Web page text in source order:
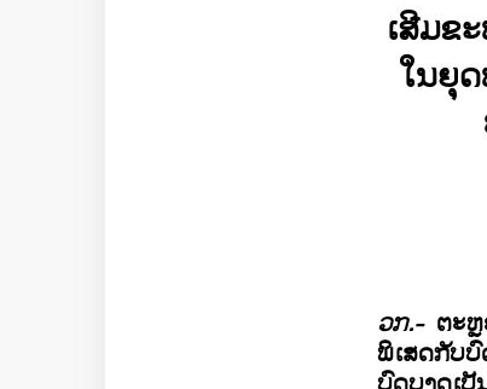
ເສີມ​ຂ
ໃນ​ຍຸ
ວກ.- ຕະ
ພິເສດກັບ​